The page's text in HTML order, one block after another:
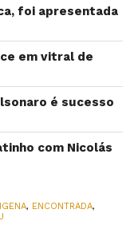
foi apresentada
em vitral de
é sucesso
com Nicolás
, ENCONTRADA,